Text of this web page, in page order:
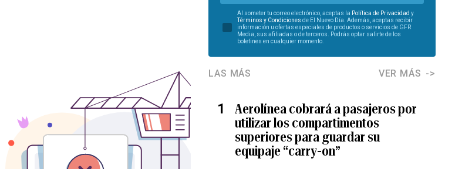
Al someter tu correo electrónico, aceptas la Política de Privacidad y
Términos y Condiciones de El Nuevo Día. Además, aceptas recibir
información u ofertas especiales de productos o servicios de GFR
Media, sus afiliadas o de terceros. Podrás optar salirte de los
boletines en cualquier momento.
LAS MÁS VER MÁS
Aerolínea cobrará a pasajeros por
utilizar los compartimentos
superiores para guardar su
equipaje “carry-on”